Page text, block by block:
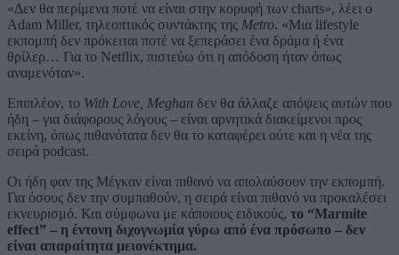
«Δεν θα περίμενα ποτέ να είναι στην κορυφή των charts», λέει ο
Adam Miller, τηλεοπτικός συντάκτης της Metro. «Μια lifestyle
εκπομπή δεν πρόκειται ποτέ να ξεπεράσει ένα δράμα ή ένα
θρίλερ… Για το Netflix, πιστεύω ότι η απόδοση ήταν όπως
αναμενόταν».
Επιπλέον, το With Love, Meghan δεν θα άλλαζε απόψεις αυτών που
ήδη – για διάφορους λόγους – είναι αρνητικά διακείμενοι προς
εκείνη, όπως πιθανότατα δεν θα το καταφέρει ούτε και η νέα της
σειρά podcast.
Οι ήδη φαν της Μέγκαν είναι πιθανό να απολαύσουν την εκπομπή.
Για όσους δεν την συμπαθούν, η σειρά είναι πιθανό να προκαλέσει
εκνευρισμό. Και σύμφωνα με κάποιους ειδικούς, το “Marmite
effect” – η έντονη διχογνωμία γύρω από ένα πρόσωπο – δεν
είναι απαραίτητα μειονέκτημα.